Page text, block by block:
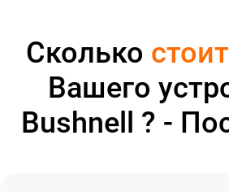
Сколько стоит
Вашего
Bushnell ? -